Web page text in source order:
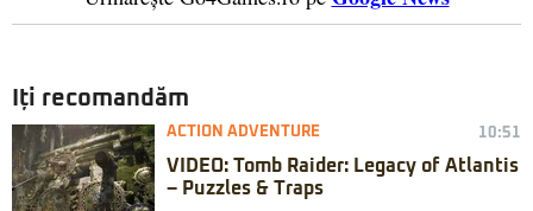
Iți recomandăm
ACTION ADVENTURE 10:51
VIDEO: Tomb Raider: Legacy of Atlantis
– Puzzles & Traps